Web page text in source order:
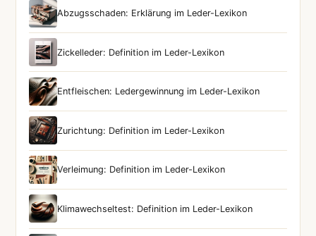
Abzugsschaden: Erklärung im Leder-Lexikon
Zickelleder: Definition im Leder-Lexikon
Entfleischen: Ledergewinnung im Leder-Lexikon
Zurichtung: Definition im Leder-Lexikon
Verleimung: Definition im Leder-Lexikon
Klimawechseltest: Definition im Leder-Lexikon